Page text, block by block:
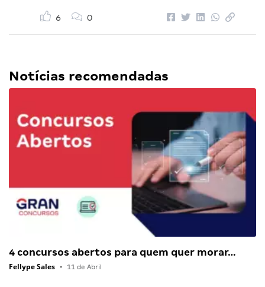
6 0
Notícias recomendadas
4 concursos abertos para quem quer morar…
Fellype Sales • 11 de Abril